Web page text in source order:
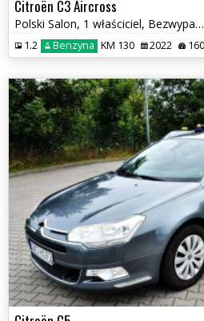
Citroën C3 Aircross
Polski Salon, 1 właściciel, Bezwypadkowy
1.2 Benzyna KM 130 2022